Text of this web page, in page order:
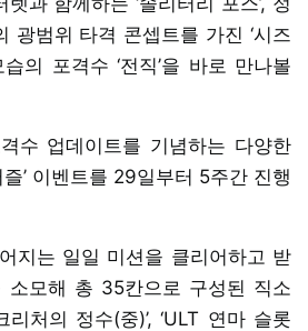
광범위 타격 콘셉트를 가진 ‘시즈
의 포격수 ‘전직’을 바로 만나볼
수 업데이트를 기념하는 다양한
’ 이벤트를 29일부터 5주간 진행
지는 일일 미션을 클리어하고 받
모해 총 35칸으로 구성된 직소
리처의 정수(중)’, ‘ULT 연마 슬롯